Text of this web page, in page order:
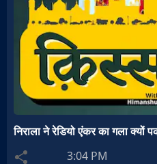
निराला ने रेडियो एंकर का गला क्यों
3:04 PM